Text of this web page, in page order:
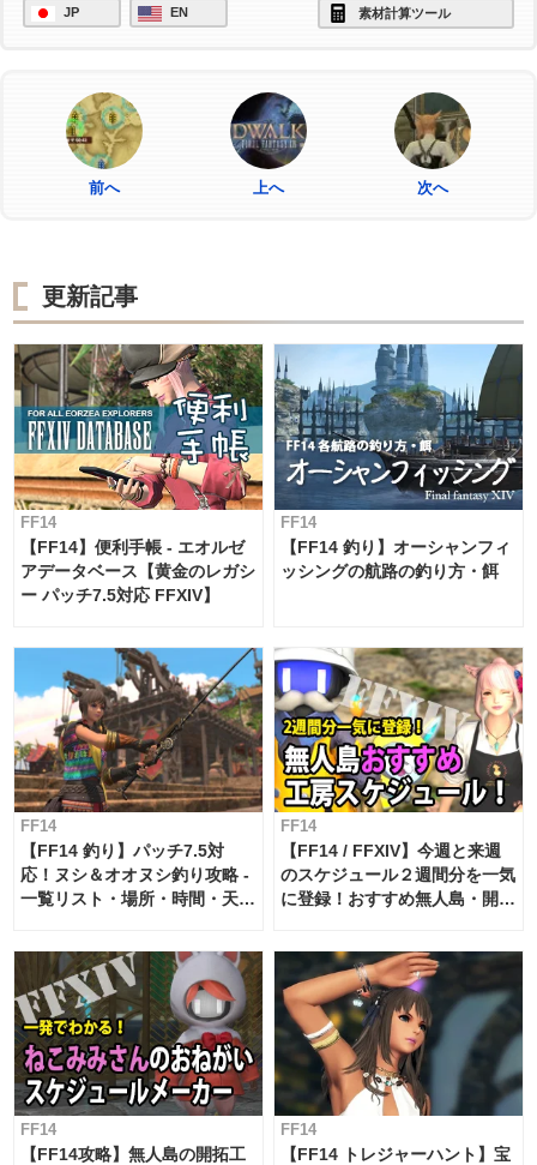
JP EN 素材計算ツール
前へ 上へ 次へ
更新記事
FF14
【FF14】便利手帳 - エオルゼ
アデータベース【黄金のレガシ
ー パッチ7.5対応 FFXIV】
FF14
【FF14 釣り】オーシャンフィ
ッシングの航路の釣り方・餌
FF14
【FF14 釣り】パッチ7.5対
応！ヌシ＆オオヌシ釣り攻略 -
一覧リスト・場所・時間・天
FF14
【FF14 / FFXIV】今週と来週
のスケジュール２週間分を一気
に登録！おすすめ無人島・開拓
FF14
【FF14攻略】無人島の開拓工
FF14
【FF14 トレジャーハント】宝